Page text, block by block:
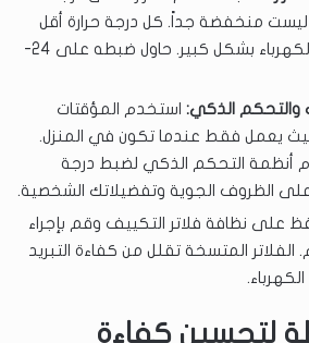
ليست منخفضة جداً. كل درجة حرارة أقل
تزيد من استهلاك الكهرباء بشكل كبير. حاول ضبطه على 24-
والتحكم الذكي: استخدم المؤقتات
يعمل فقط عندما تكون في المنزل.
أنظمة التحكم الذكي لضبط درجة
على الظروف الجوية وتفضيلاتك الشخصية.
على نظافة فلاتر التكييف وقم بإجراء
الفلاتر المتسخة تقلل من كفاءة التبريد
لتحسين كفاءة